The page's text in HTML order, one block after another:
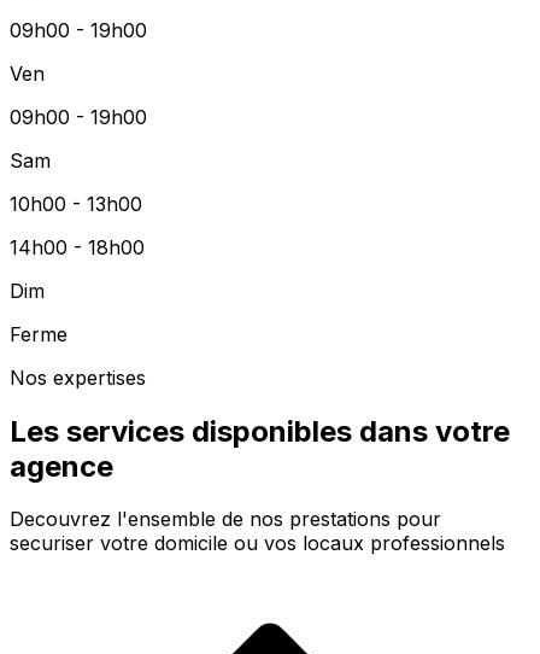
09h00 - 19h00
Ven
09h00 - 19h00
Sam
10h00 - 13h00
14h00 - 18h00
Dim
Ferme
Nos expertises
Les services disponibles dans votre
agence
Decouvrez l'ensemble de nos prestations pour
securiser votre domicile ou vos locaux professionnels